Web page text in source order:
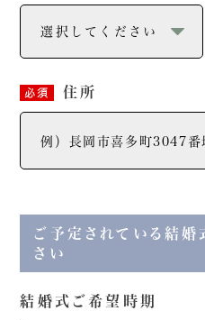
必須 住所
ご予定されている結婚
さい
結婚式ご希望時期